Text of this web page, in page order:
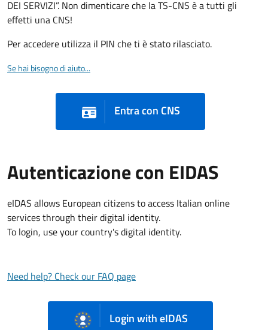
DEI SERVIZI”. Non dimenticare che la TS-CNS è a tutti gli
effetti una CNS!
Per accedere utilizza il PIN che ti è stato rilasciato.
Se hai bisogno di aiuto...
Entra con CNS
Autenticazione con EIDAS
eIDAS allows European citizens to access Italian online
services through their digital identity.
To login, use your country's digital identity.
Need help? Check our FAQ page
Login with eIDAS